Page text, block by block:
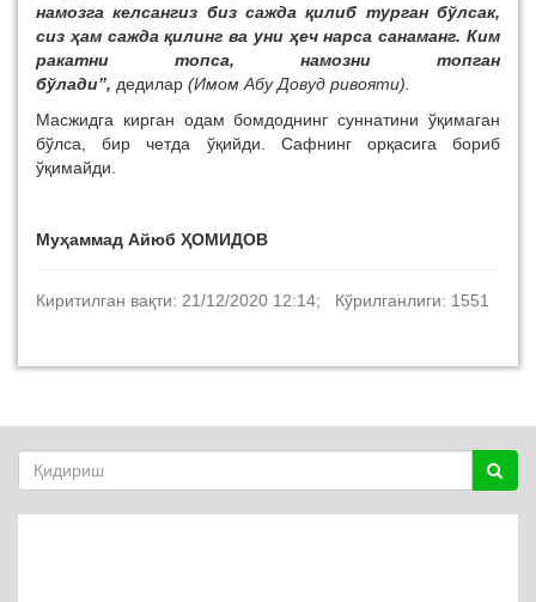
намозга келсангиз биз сажда қилиб турган бўлсак,
сиз ҳам сажда қилинг ва уни ҳеч нарса санаманг. Ким
ракатни топса, намозни топган
бўлади”, дедилар (Имом Абу Довуд ривояти).
Масжидга кирган одам бомдоднинг суннатини ўқимаган
бўлса, бир четда ўқийди. Сафнинг орқасига бориб
ўқимайди.
Муҳаммад Айюб ҲОМИДОВ
Киритилган вақти: 21/12/2020 12:14; Кўрилганлиги: 1551